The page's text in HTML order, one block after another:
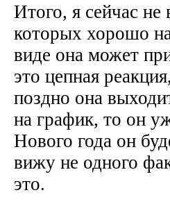
Итого, я сейчас
которых хорошо
виде она может
это цепная
поздно она
на график, то он
Нового года он
вижу не одного
это.